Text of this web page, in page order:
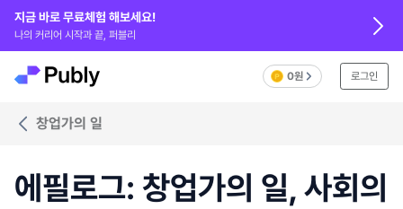
지금 바로 무료체험 해보세요!
나의 커리어 시작과 끝, 퍼블리
0원 로그인
창업가의 일
에필로그: 창업가의 일, 사회의